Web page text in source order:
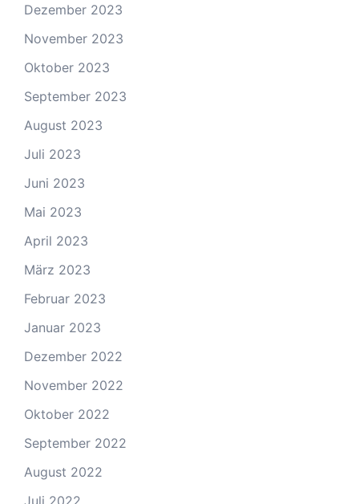
Dezember 2023
November 2023
Oktober 2023
September 2023
August 2023
Juli 2023
Juni 2023
Mai 2023
April 2023
März 2023
Februar 2023
Januar 2023
Dezember 2022
November 2022
Oktober 2022
September 2022
August 2022
Juli 2022